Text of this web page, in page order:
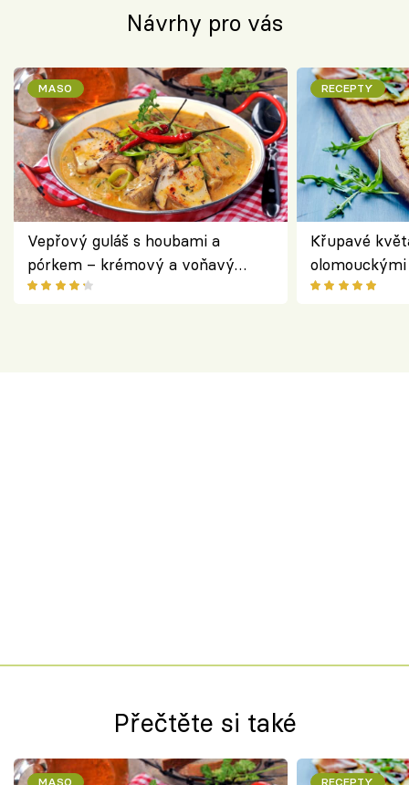
Návrhy pro vás
MASO
Vepřový guláš s houbami a
pórkem – krémový a voňavý
pokrm z jednoho hrnce
RECEPTY
Křupavé
bezlepkový
Přečtěte si také
MASO RECEPTY